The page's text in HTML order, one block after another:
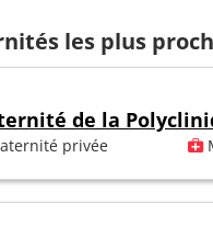
les plus
de la
privée